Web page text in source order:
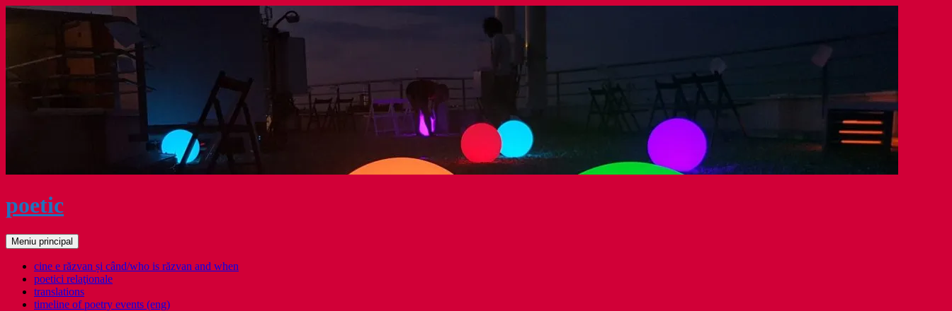
Sari
poetic
Caută
Meniu principal
cine e răzvan și când/who is răzvan and when
poetici relaţionale
translations
timeline of poetry events (eng)